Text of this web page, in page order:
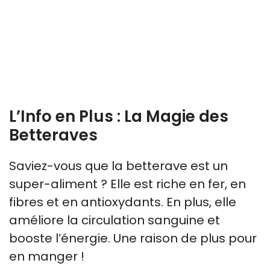
L’Info en Plus : La Magie des
Betteraves
Saviez-vous que la betterave est un
super-aliment ? Elle est riche en fer, en
fibres et en antioxydants. En plus, elle
améliore la circulation sanguine et
booste l’énergie. Une raison de plus pour
en manger !